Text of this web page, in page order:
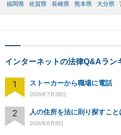
福岡県
佐賀県 長崎県 熊本県 大分県
インターネットの法律Q&Aラン
1 ストーカーから職場に電話
2026年7月28日
2 人の住所を法に則り探すこと
2026年8月8日